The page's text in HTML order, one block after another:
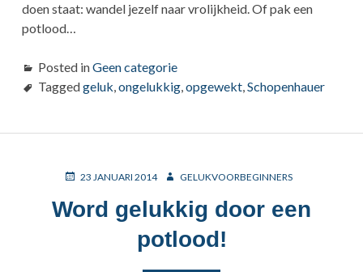
doen staat: wandel jezelf naar vrolijkheid. Of pak een
potlood…
Posted inGeen categorie
Taggedgeluk,ongelukkig,opgewekt,Schopenhauer
POSTED
23 JANUARI 2014 AUTHOR
GELUKVOORBEGINNERS
Word gelukkig door een
potlood!